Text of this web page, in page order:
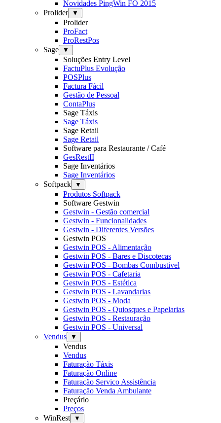
Novidades PingWin FO 2015
Prolider
▼
Prolider
ProFact
ProRestPos
Sage
▼
Soluções Entry Level
FactuPlus Evolução
POSPlus
Factura Fácil
Gestão de Pessoal
ContaPlus
Sage Táxis
Sage Táxis
Sage Retail
Sage Retail
Software para Restaurante / Café
GesRestII
Sage Inventários
Sage Inventários
Softpack
▼
Produtos Softpack
Software Gestwin
Gestwin - Gestão comercial
Gestwin - Funcionalidades
Gestwin - Diferentes Versões
Gestwin POS
Gestwin POS - Alimentação
Gestwin POS - Bares e Discotecas
Gestwin POS - Bombas Combustivel
Gestwin POS - Cafetaria
Gestwin POS - Estética
Gestwin POS - Lavandarias
Gestwin POS - Moda
Gestwin POS - Quiosques e Papelarias
Gestwin POS - Restauração
Gestwin POS - Universal
Vendus
▼
Vendus
Vendus
Faturação Táxis
Faturação Online
Faturação Servico Assistência
Faturação Venda Ambulante
Preçário
Preços
WinRest
▼